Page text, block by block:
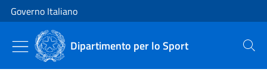
Vai al contenuto
Vai alla navigazione del sito
Governo Italiano
Dipartimento per lo Sport Cerca